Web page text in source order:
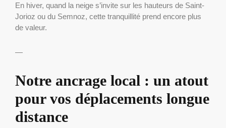
En hiver, quand la neige s’invite sur les hauteurs de Saint-
Jorioz ou du Semnoz, cette tranquillité prend encore plus
de valeur.
—
Notre ancrage local : un atout
pour vos déplacements longue
distance